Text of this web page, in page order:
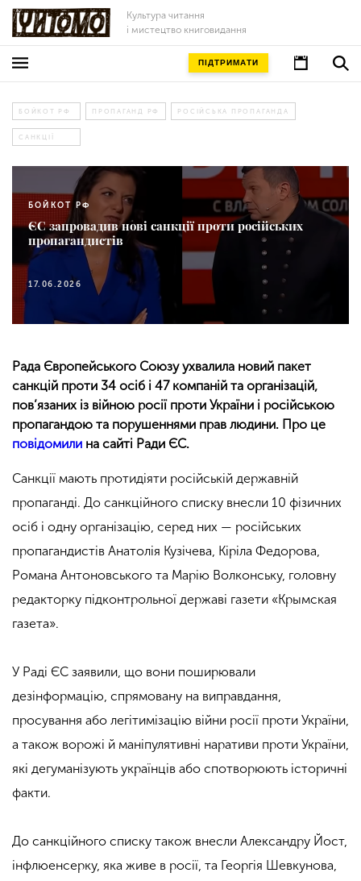
Культура читання
і мистецтво книговидання
ПІДТРИМАТИ
БОЙКОТ РФ ПРОПАГАНД РФ РОСІЙСЬКА ПРОПАГАНДА
САНКЦІЇ
БОЙКОТ РФ
ЄС запровадив нові санкції проти російських
пропагандистів
17.06.2026
Рада Європейського Союзу ухвалила новий пакет
санкцій проти 34 осіб і 47 компаній та організацій,
пов’язаних із війною росії проти України і російською
пропагандою та порушеннями прав людини. Про це
повідомили на сайті Ради ЄС.
Санкції мають протидіяти російській державній
пропаганді. До санкційного списку внесли 10 фізичних
осіб і одну організацію, серед них — російських
пропагандистів Анатолія Кузічева, Кіріла Федорова,
Романа Антоновського та Марію Волконську, головну
редакторку підконтрольної державі газети «Крымская
газета».
У Раді ЄС заявили, що вони поширювали
дезінформацію, спрямовану на виправдання,
просування або легітимізацію війни росії проти України,
а також ворожі й маніпулятивні наративи проти України,
які дегуманізують українців або спотворюють історичні
факти.
До санкційного списку також внесли Александру Йост,
інфлюенсерку, яка живе в росії, та Георгія Шевкунова,